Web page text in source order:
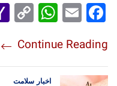
Fac
ok
Em
Wh
Ap
p
Co
Lin
k
Continue Reading
اخبار سلامت